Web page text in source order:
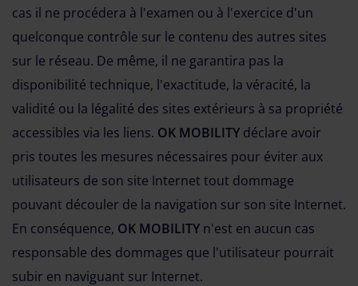
cas il ne procédera à l'examen ou à l'exercice d'un
quelconque contrôle sur le contenu des autres sites
sur le réseau. De même, il ne garantira pas la
disponibilité technique, l'exactitude, la véracité, la
validité ou la légalité des sites extérieurs à sa propriété
accessibles via les liens. OK MOBILITY déclare avoir
pris toutes les mesures nécessaires pour éviter aux
utilisateurs de son site Internet tout dommage
pouvant découler de la navigation sur son site Internet.
En conséquence, OK MOBILITY n'est en aucun cas
responsable des dommages que l'utilisateur pourrait
subir en naviguant sur Internet.